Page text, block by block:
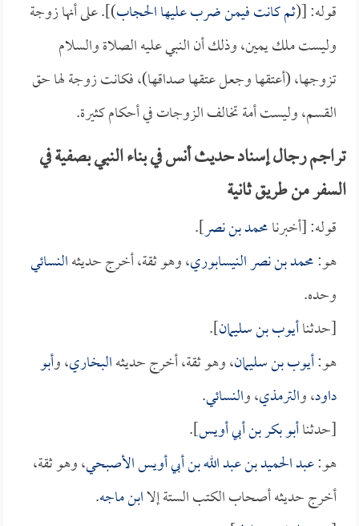
قوله: [(ثم كانت فيمن ضرب عليها الحجاب)]. على أنها زوجة
وليست ملك يمين، وذلك أن النبي عليه الصلاة والسلام
تزوجها، (أعتقها وجعل عتقها صداقها)، فكانت زوجة لها حق
القسم، وليست أمة تخالف الزوجات في أحكام كثيرة.
تراجم رجال إسناد حديث أنس في بناء النبي بصفية في
السفر من طريق ثانية
قوله: [أخبرنامحمد بن نصر].
هو:محمد بن نصر النيسابوري، وهو ثقة، أخرج حديثهالنسائي
وحده.
[حدثناأيوب بن سليمان].
هو:أيوب بن سليمان، وهو ثقة، أخرج حديثهالبخاري، وأبو
داود، والترمذي، والنسائي.
[حدثناأبو بكر بن أبي أويس].
هو:عبد الحميد بن عبد الله بن أبي أويس الأصبحي، وهو ثقة،
أخرج حديثه أصحاب الكتب الستة إلاابن ماجه.